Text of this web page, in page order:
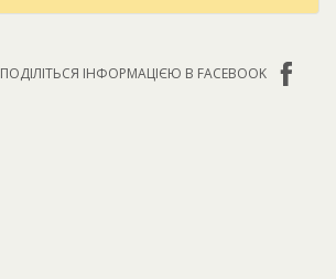
ПОДІЛІТЬСЯ ІНФОРМАЦІЄЮ В FACEBOOK